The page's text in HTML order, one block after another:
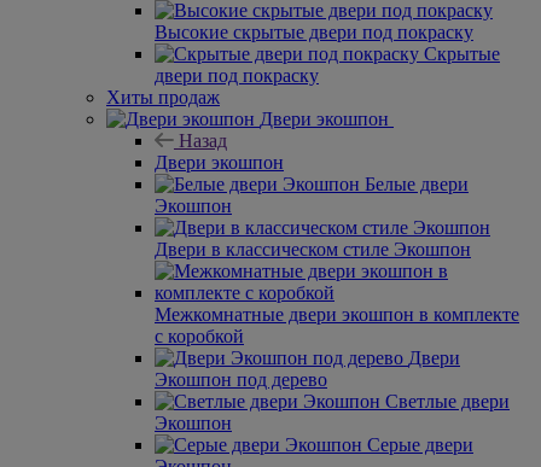
Высокие скрытые двери под покраску
Скрытые
двери под покраску
Хиты продаж
Двери экошпон
Назад
Двери экошпон
Белые двери
Экошпон
Двери в классическом стиле Экошпон
Межкомнатные двери экошпон в комплекте
с коробкой
Двери
Экошпон под дерево
Светлые двери
Экошпон
Серые двери